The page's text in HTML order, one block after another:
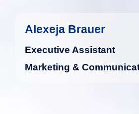
Alexeja Brauer
Executive Assistant
Marketing &